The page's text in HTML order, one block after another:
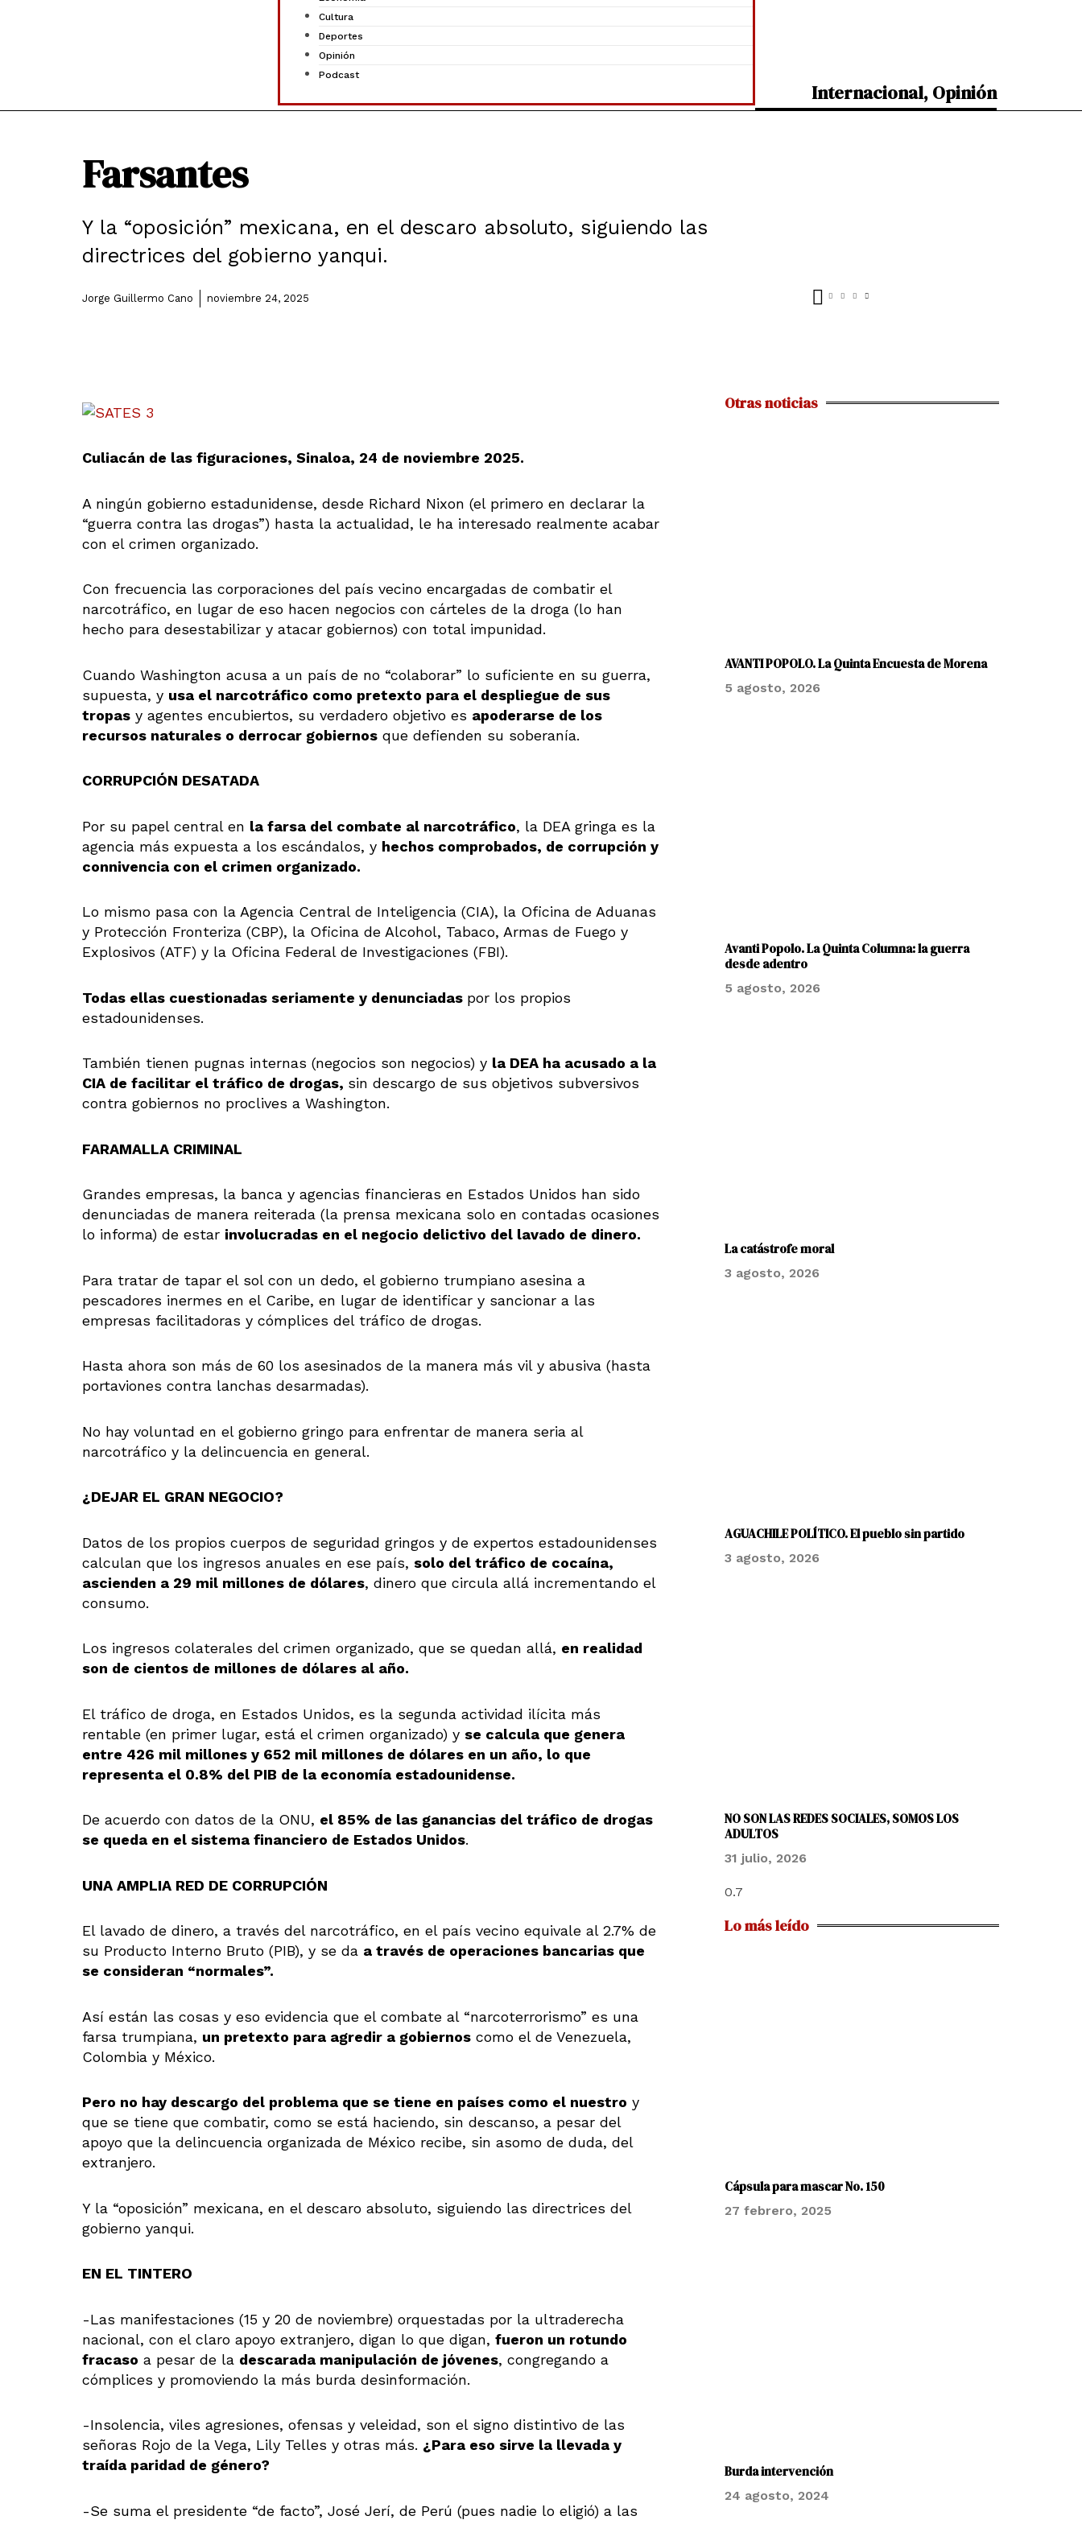
Cultura
Deportes
Opinión
Podcast
Internacional, Opinión
Farsantes
Y la “oposición” mexicana, en el descaro absoluto, siguiendo las
directrices del gobierno yanqui.
Jorge Guillermo Cano noviembre 24, 2025
Culiacán de las figuraciones, Sinaloa, 24 de noviembre 2025.
A ningún gobierno estadunidense, desde Richard Nixon (el primero en declarar la
“guerra contra las drogas”) hasta la actualidad, le ha interesado realmente acabar
con el crimen organizado.
Con frecuencia las corporaciones del país vecino encargadas de combatir el
narcotráfico, en lugar de eso hacen negocios con cárteles de la droga (lo han
hecho para desestabilizar y atacar gobiernos) con total impunidad.
Cuando Washington acusa a un país de no “colaborar” lo suficiente en su guerra,
supuesta, y usa el narcotráfico como pretexto para el despliegue de sus
tropas y agentes encubiertos, su verdadero objetivo es apoderarse de los
recursos naturales o derrocar gobiernos que defienden su soberanía.
CORRUPCIÓN DESATADA
Por su papel central en la farsa del combate al narcotráfico, la DEA gringa es la
agencia más expuesta a los escándalos, y hechos comprobados, de corrupción y
connivencia con el crimen organizado.
Lo mismo pasa con la Agencia Central de Inteligencia (CIA), la Oficina de Aduanas
y Protección Fronteriza (CBP), la Oficina de Alcohol, Tabaco, Armas de Fuego y
Explosivos (ATF) y la Oficina Federal de Investigaciones (FBI).
Todas ellas cuestionadas seriamente y denunciadas por los propios
estadounidenses.
También tienen pugnas internas (negocios son negocios) y la DEA ha acusado a la
CIA de facilitar el tráfico de drogas, sin descargo de sus objetivos subversivos
contra gobiernos no proclives a Washington.
FARAMALLA CRIMINAL
Grandes empresas, la banca y agencias financieras en Estados Unidos han sido
denunciadas de manera reiterada (la prensa mexicana solo en contadas ocasiones
lo informa) de estar involucradas en el negocio delictivo del lavado de dinero.
Para tratar de tapar el sol con un dedo, el gobierno trumpiano asesina a
pescadores inermes en el Caribe, en lugar de identificar y sancionar a las
empresas facilitadoras y cómplices del tráfico de drogas.
Hasta ahora son más de 60 los asesinados de la manera más vil y abusiva (hasta
portaviones contra lanchas desarmadas).
No hay voluntad en el gobierno gringo para enfrentar de manera seria al
narcotráfico y la delincuencia en general.
¿DEJAR EL GRAN NEGOCIO?
Datos de los propios cuerpos de seguridad gringos y de expertos estadounidenses
calculan que los ingresos anuales en ese país, solo del tráfico de cocaína,
ascienden a 29 mil millones de dólares, dinero que circula allá incrementando el
consumo.
Los ingresos colaterales del crimen organizado, que se quedan allá, en realidad
son de cientos de millones de dólares al año.
El tráfico de droga, en Estados Unidos, es la segunda actividad ilícita más
rentable (en primer lugar, está el crimen organizado) y se calcula que genera
entre 426 mil millones y 652 mil millones de dólares en un año, lo que
representa el 0.8% del PIB de la economía estadounidense.
De acuerdo con datos de la ONU, el 85% de las ganancias del tráfico de drogas
se queda en el sistema financiero de Estados Unidos.
UNA AMPLIA RED DE CORRUPCIÓN
El lavado de dinero, a través del narcotráfico, en el país vecino equivale al 2.7% de
su Producto Interno Bruto (PIB), y se da a través de operaciones bancarias que
se consideran “normales”.
Así están las cosas y eso evidencia que el combate al “narcoterrorismo” es una
farsa trumpiana, un pretexto para agredir a gobiernos como el de Venezuela,
Colombia y México.
Pero no hay descargo del problema que se tiene en países como el nuestro y
que se tiene que combatir, como se está haciendo, sin descanso, a pesar del
apoyo que la delincuencia organizada de México recibe, sin asomo de duda, del
extranjero.
Y la “oposición” mexicana, en el descaro absoluto, siguiendo las directrices del
gobierno yanqui.
EN EL TINTERO
-Las manifestaciones (15 y 20 de noviembre) orquestadas por la ultraderecha
nacional, con el claro apoyo extranjero, digan lo que digan, fueron un rotundo
fracaso a pesar de la descarada manipulación de jóvenes, congregando a
cómplices y promoviendo la más burda desinformación.
-Insolencia, viles agresiones, ofensas y veleidad, son el signo distintivo de las
señoras Rojo de la Vega, Lily Telles y otras más. ¿Para eso sirve la llevada y
traída paridad de género?
-Se suma el presidente “de facto”, José Jerí, de Perú (pues nadie lo eligió) a las
Otras noticias
AVANTI POPOLO. La Quinta Encuesta de Morena
5 agosto, 2026
Avanti Popolo. La Quinta Columna: la guerra
desde adentro
5 agosto, 2026
La catástrofe moral
3 agosto, 2026
AGUACHILE POLÍTICO. El pueblo sin partido
3 agosto, 2026
NO SON LAS REDES SOCIALES, SOMOS LOS
ADULTOS
31 julio, 2026
Lo más leído
Cápsula para mascar No. 150
27 febrero, 2025
Burda intervención
24 agosto, 2024